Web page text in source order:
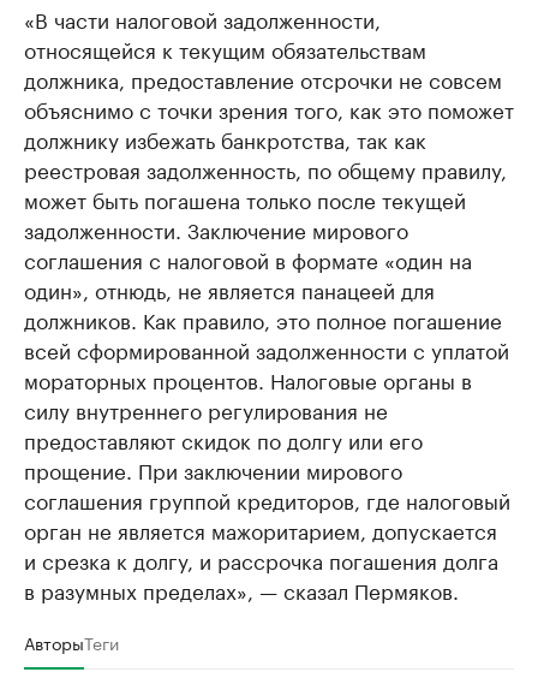
«В части налоговой задолженности,
относящейся к текущим обязательствам
должника, предоставление отсрочки не совсем
объяснимо с точки зрения того, как это поможет
должнику избежать банкротства, так как
реестровая задолженность, по общему правилу,
может быть погашена только после текущей
задолженности. Заключение мирового
соглашения с налоговой в формате «один на
один», отнюдь, не является панацеей для
должников. Как правило, это полное погашение
всей сформированной задолженности с уплатой
мораторных процентов. Налоговые органы в
силу внутреннего регулирования не
предоставляют скидок по долгу или его
прощение. При заключении мирового
соглашения группой кредиторов, где налоговый
орган не является мажоритарием, допускается
и срезка к долгу, и рассрочка погашения долга
в разумных пределах», — сказал Пермяков.
АвторыТеги